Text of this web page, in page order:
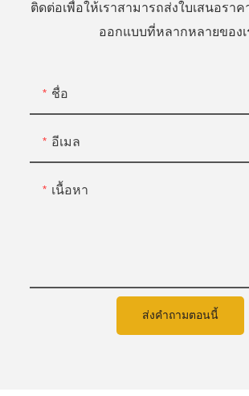
ติดต่อเพื่อให้เราสามารถส่งใบเสนอรา
ออกแบบที่หลากหลายของเ
ชื่อ
อีเมล
เนื้อหา
ส่งคำถามตอนนี้